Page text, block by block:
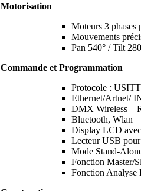
Motorisation
Moteurs 3 phases
Mouvements
Pan 540° / Tilt
Commande et Programmation
Protocole :
Ethernet/Artnet/
DMX Wireless –
Bluetooth, Wlan
Display LCD
Lecteur USB
Mode Stand-
Fonction Master/
Fonction Analyse